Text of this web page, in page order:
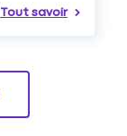
Tout savoir